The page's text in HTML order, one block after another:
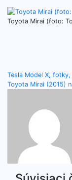
Toyota Mirai (foto:
článku
Tesla Model X,
Toyota Mirai (2015)